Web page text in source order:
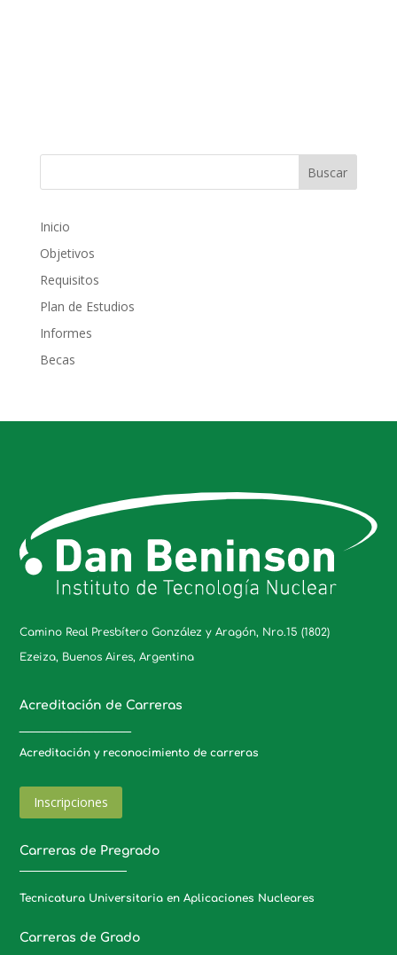
Inicio
Objetivos
Requisitos
Plan de Estudios
Informes
Becas
Camino Real Presbítero González y Aragón, Nro.15 (1802)
Ezeiza, Buenos Aires, Argentina
Acreditación de Carreras
Acreditación y reconocimiento de carreras
Inscripciones
Carreras de Pregrado
Tecnicatura Universitaria en Aplicaciones Nucleares
Carreras de Grado